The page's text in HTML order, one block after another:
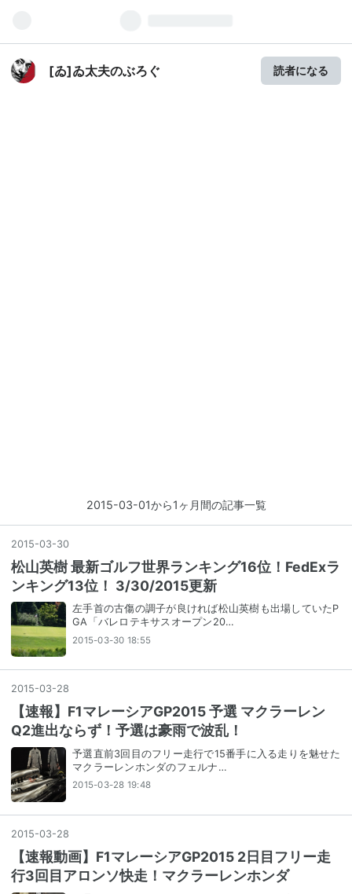
[ゐ]ゐ太夫のぶろぐ 読者になる
2015-03-01から1ヶ月間の記事一覧
2015-03-30
松山英樹 最新ゴルフ世界ランキング16位！FedExラ
ンキング13位！ 3/30/2015更新
左手首の古傷の調子が良ければ松山英樹も出場していたP
GA「バレロテキサスオープン20…
2015-03-30 18:55
2015-03-28
【速報】F1マレーシアGP2015 予選 マクラーレン
Q2進出ならず！予選は豪雨で波乱！
予選直前3回目のフリー走行で15番手に入る走りを魅せた
マクラーレンホンダのフェルナ…
2015-03-28 19:48
2015-03-28
【速報動画】F1マレーシアGP2015 2日目フリー走
行3回目アロンソ快走！マクラーレンホンダ